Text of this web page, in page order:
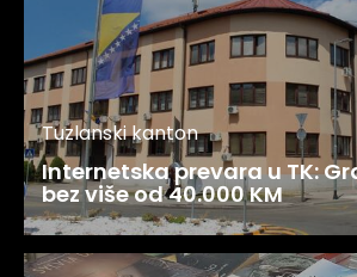
Tuzlanski kanton
Internetska prevara u TK:
bez više od 40.000 KM